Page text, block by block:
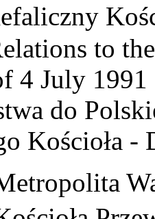
to
4 July
do
Kościoła